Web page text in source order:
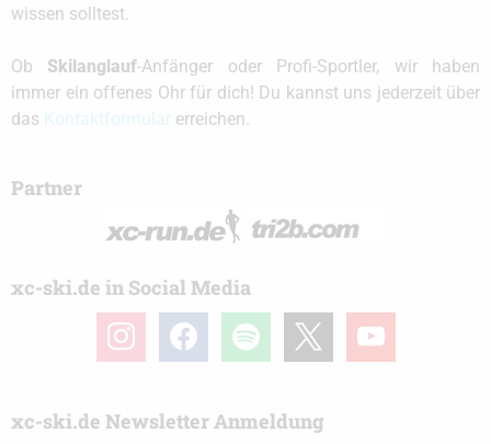
wissen solltest.
Ob Skilanglauf-Anfänger oder Profi-Sportler, wir haben
immer ein offenes Ohr für dich! Du kannst uns jederzeit über
das
erreichen.
Partner
xc-ski.de in Social Media
instagramfacebook spotify youtube
xc-ski.de Newsletter Anmeldung